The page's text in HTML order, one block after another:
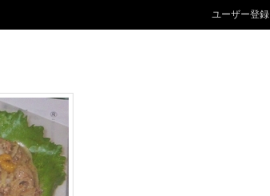
ユーザー登録